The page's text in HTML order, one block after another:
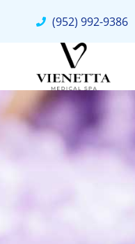
(952) 992-9386